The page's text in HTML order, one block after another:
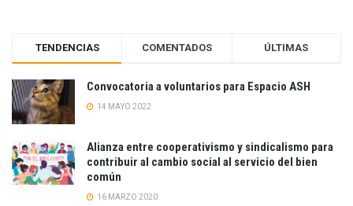
TENDENCIAS COMENTADOS ÚLTIMAS
Convocatoria a voluntarios para Espacio ASH
14 MAYO 2022
Alianza entre cooperativismo y sindicalismo para
contribuir al cambio social al servicio del bien
común
16 MARZO 2020